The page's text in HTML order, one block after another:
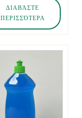
ΔΙΑΒΆΣΤΕ
ΠΕΡΙΣΣΌΤΕΡΑ